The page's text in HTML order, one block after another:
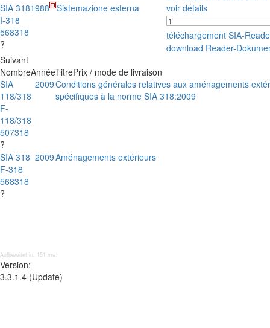
SIA 318
I-318
568318
?
1988 Sistemazione esterna voir détails
téléchargement SIA-
download Reader-
Suivant
NombreAnnéeTitrePrix / mode de livraison
SIA
118/318
F-
118/318
507318
?
2009Conditions générales relatives aux aménagements
spécifiques à la norme SIA 318:2009
SIA 318
F-318
568318
?
2009Aménagements extérieurs
Aufbereitet in: 151 ms;
Version:
3.3.1.4 (Update)